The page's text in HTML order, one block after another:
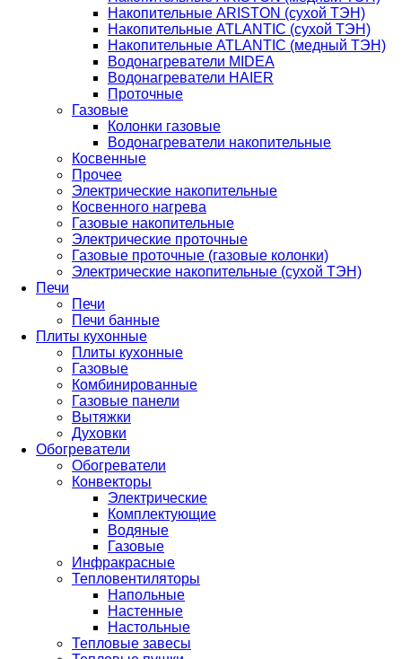
Накопительные ARISTON (сухой ТЭН)
Накопительные ATLANTIC (сухой ТЭН)
Накопительные ATLANTIC (медный ТЭН)
Водонагреватели MIDEA
Водонагреватели HAIER
Проточные
Газовые
Колонки газовые
Водонагреватели накопительные
Косвенные
Прочее
Электрические накопительные
Косвенного нагрева
Газовые накопительные
Электрические проточные
Газовые проточные (газовые колонки)
Электрические накопительные (сухой ТЭН)
Печи
Печи
Печи банные
Плиты кухонные
Плиты кухонные
Газовые
Комбинированные
Газовые панели
Вытяжки
Духовки
Обогреватели
Обогреватели
Конвекторы
Электрические
Комплектующие
Водяные
Газовые
Инфракрасные
Тепловентиляторы
Напольные
Настенные
Настольные
Тепловые завесы